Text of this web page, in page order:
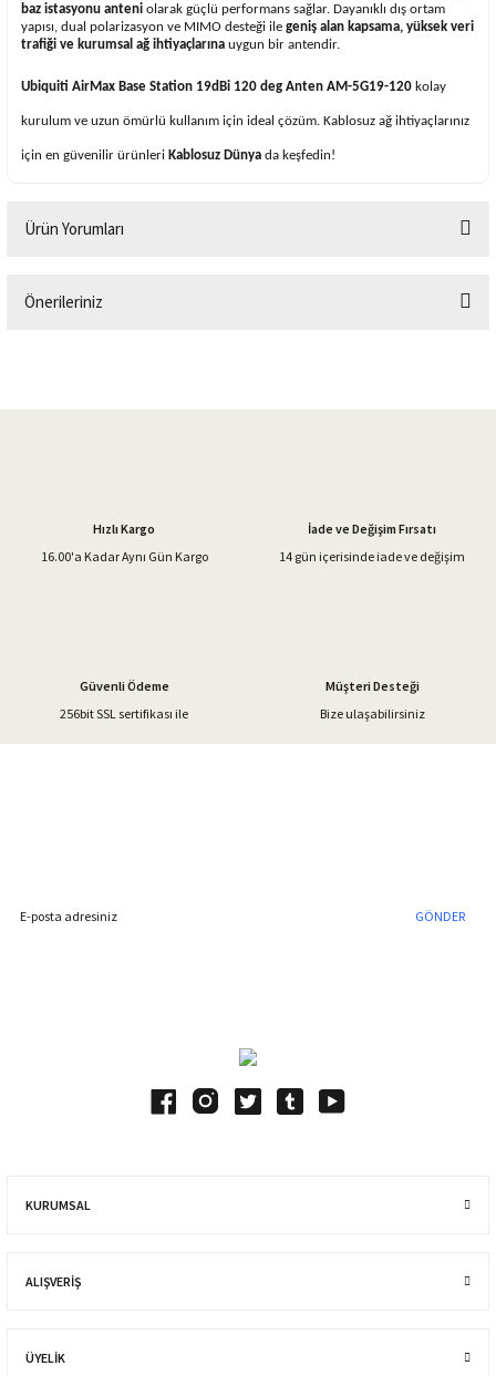
baz istasyonu anteni olarak güçlü performans sağlar. Dayanıklı dış ortam
yapısı, dual polarizasyon ve MIMO desteği ile geniş alan kapsama, yüksek veri
trafiği ve kurumsal ağ ihtiyaçlarına uygun bir antendir.
Ubiquiti AirMax Base Station 19dBi 120 deg Anten AM-5G19-120 kolay
kurulum ve uzun ömürlü kullanım için ideal çözüm. Kablosuz ağ ihtiyaçlarınız
için en güvenilir ürünleri Kablosuz Dünya da keşfedin!
Ürün Yorumları
Önerileriniz
Ürün bilgilerinde hatalar bulunuyor.
Gönder
Hızlı Kargo
16.00'a Kadar Aynı Gün Kargo
İade ve Değişim Fırsatı
14 gün içerisinde iade ve değişim
Güvenli Ödeme
256bit SSL sertifikası ile
Müşteri Desteği
Bize ulaşabilirsiniz
GÖNDER
KURUMSAL
ALIŞVERIŞ
ÜYELİK